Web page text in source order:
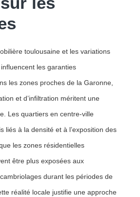
toulousaine et les variations
les garanties
les zones proches de la Garonne,
et d’infiltration méritent une
Les quartiers en centre-ville
liés à la densité et à l’exposition des
les zones résidentielles
être plus exposées aux
durant les périodes de
réalité locale justifie une approche